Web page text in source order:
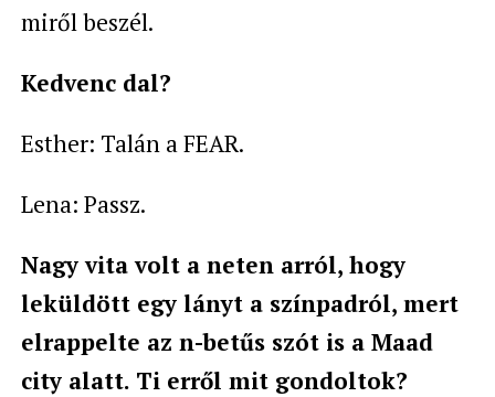
miről beszél.
Kedvenc dal?
Esther: Talán a FEAR.
Lena: Passz.
Nagy vita volt a neten arról, hogy
leküldött egy lányt a színpadról, mert
elrappelte az n-betűs szót is a Maad
city alatt. Ti erről mit gondoltok?